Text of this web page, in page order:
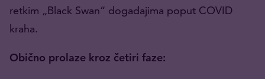
retkim „Black Swan“ događajima poput COVID
kraha.
Obično prolaze kroz četiri faze: